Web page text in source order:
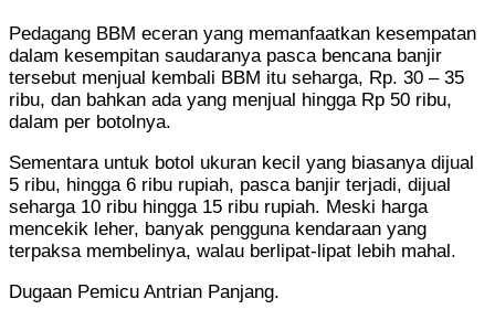
Pedagang BBM eceran yang memanfaatkan kesempatan
dalam kesempitan saudaranya pasca bencana banjir
tersebut menjual kembali BBM itu seharga, Rp. 30 – 35
ribu, dan bahkan ada yang menjual hingga Rp 50 ribu,
dalam per botolnya.
Sementara untuk botol ukuran kecil yang biasanya dijual
5 ribu, hingga 6 ribu rupiah, pasca banjir terjadi, dijual
seharga 10 ribu hingga 15 ribu rupiah. Meski harga
mencekik leher, banyak pengguna kendaraan yang
terpaksa membelinya, walau berlipat-lipat lebih mahal.
Dugaan Pemicu Antrian Panjang.